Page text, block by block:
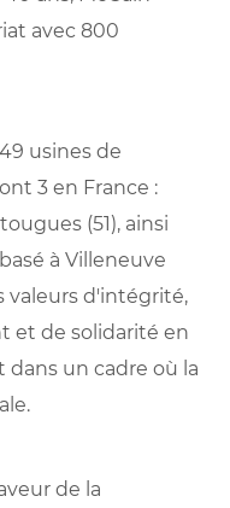
avec 800
usines de
3 en France :
(51), ainsi
à Villeneuve
valeurs d'intégrité,
et de solidarité en
un cadre où la
de la